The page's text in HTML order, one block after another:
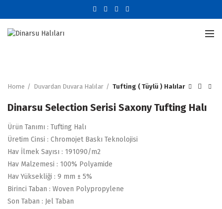
Home Duvardan Duvara Halılar Tufting ( Tüylü ) Halılar
Dinarsu Selection Serisi Saxony Tufting Halı
Ürün Tanımı : Tufting Halı
Üretim Cinsi : Chromojet Baskı Teknolojisi
Hav İlmek Sayısı : 191090/m2
Hav Malzemesi : 100% Polyamide
Hav Yüksekliği : 9 mm ± 5%
Birinci Taban : Woven Polypropylene
Son Taban : Jel Taban